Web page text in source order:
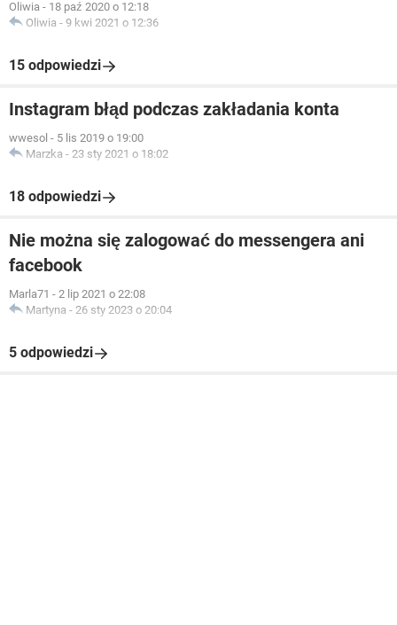
Oliwia - 18 paź 2020 o 12:18
Oliwia - 9 kwi 2021 o 12:36
15 odpowiedzi
Instagram błąd podczas zakładania konta
wwesol - 5 lis 2019 o 19:00
Marzka - 23 sty 2021 o 18:02
18 odpowiedzi
Nie można się zalogować do messengera ani
facebook
Marla71 - 2 lip 2021 o 22:08
Martyna - 26 sty 2023 o 20:04
5 odpowiedzi